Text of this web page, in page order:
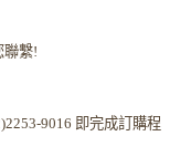
聯繫!
9016 即完成訂購程